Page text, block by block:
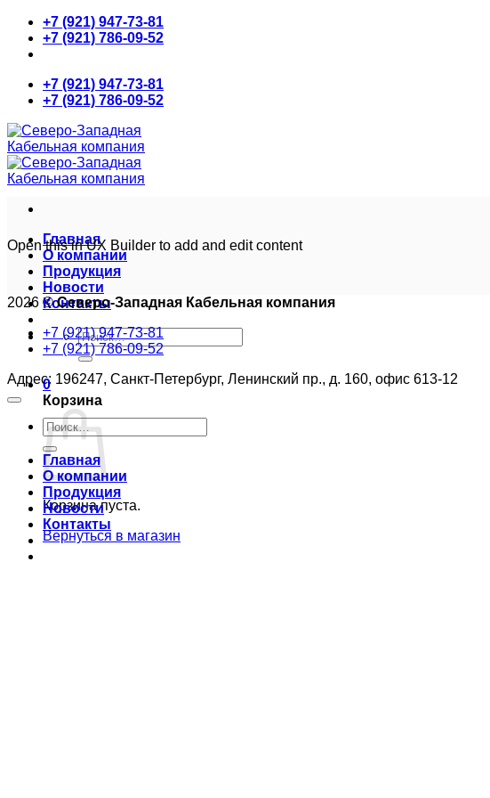
Skip
content
+7 (921) 947-73-81
+7 (921) 786-09-52
+7 (921) 947-73-81
+7 (921) 786-09-52
Главная
О компании
Продукция
Новости
Контакты
Искать:
0
Корзина
Корзина пуста.
Вернуться в магазин
Open this in UX Builder to add and edit content
2026 ©Северо-Западная Кабельная компания
+7 (921) 947-73-81
+7 (921) 786-09-52
Адрес: 196247, Санкт-Петербург, Ленинский пр., д. 160, офис 613-12
Искать:
Главная
О компании
Продукция
Новости
Контакты